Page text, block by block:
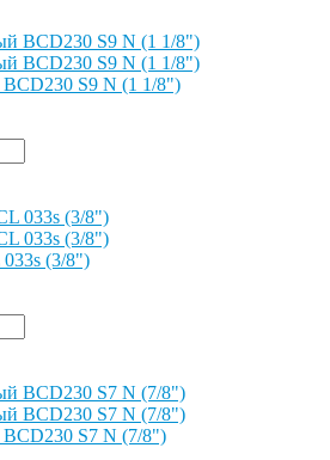
S9 N (1 1/8")
(3/8")
S7 N (7/8")